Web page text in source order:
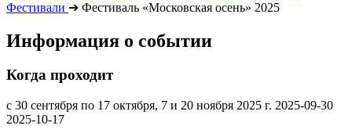
Фестивали ➔ Фестиваль «Московская осень» 2025
Информация о событии
Когда проходит
с 30 сентября по 17 октября, 7 и 20 ноября 2025 г. 2025-09-30
2025-10-17